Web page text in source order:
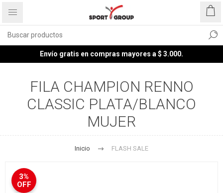
Envío gratis en compras mayores a $ 3.000.
FILA CHAMPION RENNO
CLASSIC PLATA/BLANCO
MUJER
Inicio FLASH SALE
3%
OFF